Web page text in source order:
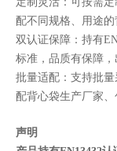
配不同规格、用途的
双认证保障：持有
标准，品质有保障，
批量适配：支持批
配背心袋生产厂家
声明